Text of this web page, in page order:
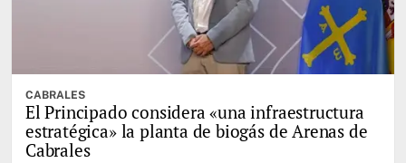
CABRALES
El Principado considera «una infraestructura
estratégica» la planta de biogás de Arenas de
Cabrales